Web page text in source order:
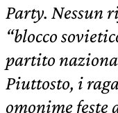
Party. Nessun
“blocco
partito
Piuttosto, i
omonime